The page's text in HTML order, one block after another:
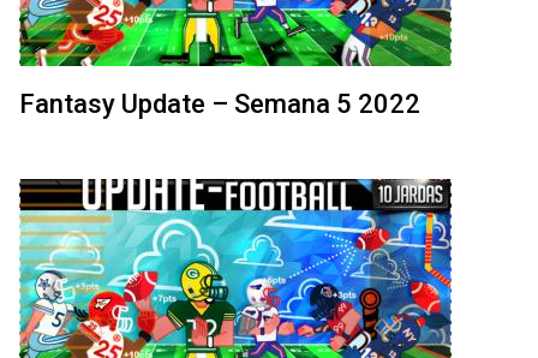
Fantasy Update – Semana 5 2022